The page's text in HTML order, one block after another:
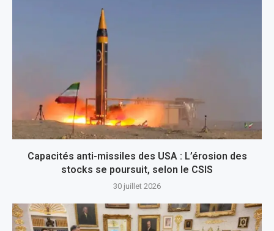
Capacités anti-missiles des USA : L’érosion des
stocks se poursuit, selon le CSIS
30 juillet 2026